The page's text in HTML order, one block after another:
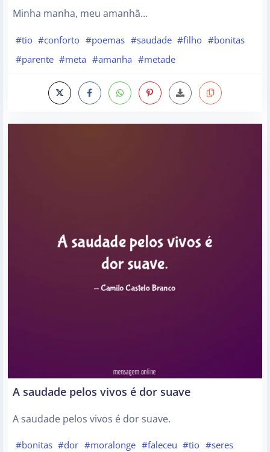
Minha manha, meu amanhã…
#tio #conforto #poemas #saudade #filho #bonitas
#parente #meta #amanha #metade
A saudade pelos vivos é dor suave
A saudade pelos vivos é dor suave.
#bonitas #dor #moralonge #faleceu #tio #seres